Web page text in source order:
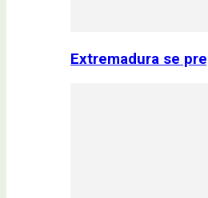
Extremadura se